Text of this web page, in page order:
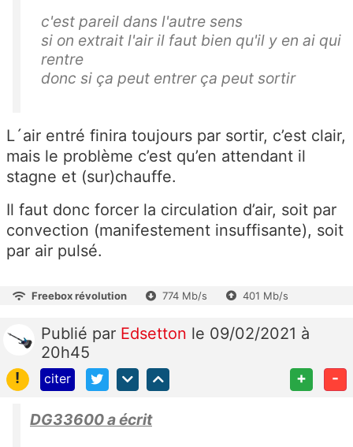
c'est pareil dans l'autre sens
si on extrait l'air il faut bien qu'il y en ai qui
rentre
donc si ça peut entrer ça peut sortir
L´air entré finira toujours par sortir, c’est clair,
mais le problème c’est qu’en attendant il
stagne et (sur)chauffe.
Il faut donc forcer la circulation d’air, soit par
convection (manifestement insuffisante), soit
par air pulsé.
Freebox révolution 774 Mb/s 401 Mb/s
Publié par Edsetton le 09/02/2021 à
20h45
!
citer + -
DG33600 a écrit